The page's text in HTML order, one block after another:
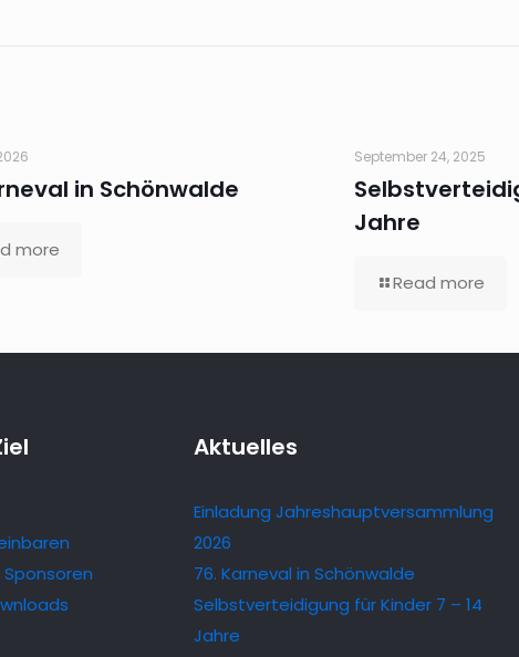
in Schönwalde
more
September 24, 2025
Jahre
Read more
Aktuelles
Einladung Jahreshauptversammlung
2026
76. Karneval in Schönwalde
Selbstverteidigung für Kinder 7 – 14
Jahre